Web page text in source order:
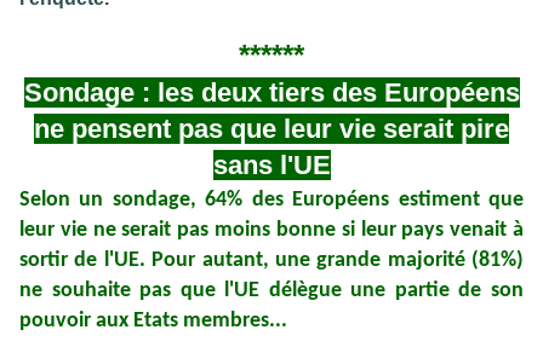
******
Sondage : les deux tiers des Européens
ne pensent pas que leur vie serait pire
sans l'UE
Selon un sondage, 64% des Européens estiment que
leur vie ne serait pas moins bonne si leur pays venait à
sortir de l'UE. Pour autant, une grande majorité (81%)
ne souhaite pas que l'UE délègue une partie de son
pouvoir aux Etats membres...